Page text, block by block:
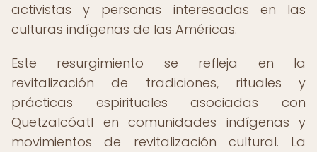
activistas y personas interesadas en las
culturas indígenas de las Américas.
Este resurgimiento se refleja en la
revitalización de tradiciones, rituales y
prácticas espirituales asociadas con
Quetzalcóatl en comunidades indígenas y
movimientos de revitalización cultural. La